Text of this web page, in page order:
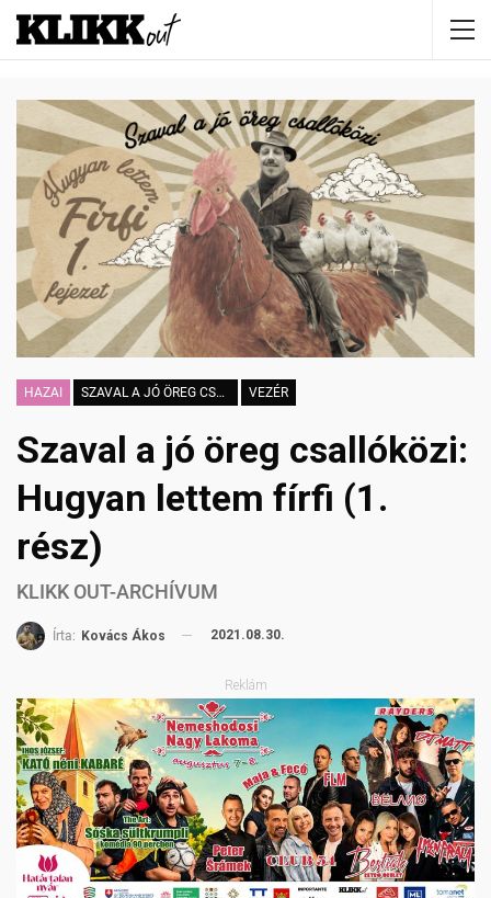
HAZAI SZAVAL A JÓ ÖREG CSALLÓKÖZI VEZÉR
Szaval a jó öreg csallóközi:
Hugyan lettem fírfi (1.
rész)
KLIKK OUT-ARCHÍVUM
Írta: Kovács Ákos 2021.08.30.
Reklám